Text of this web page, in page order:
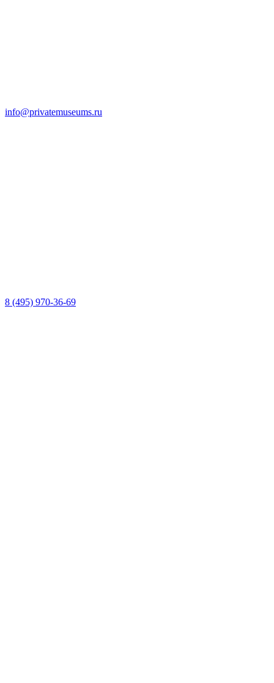
info@privatemuseums.ru
8 (495) 970-36-69